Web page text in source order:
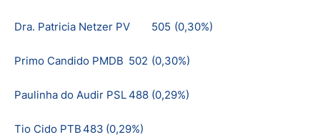
Dra. Patricia Netzer PV 505 (0,30%)
Primo Candido PMDB 502 (0,30%)
Paulinha do Audir PSL 488 (0,29%)
Tio Cido PTB 483 (0,29%)